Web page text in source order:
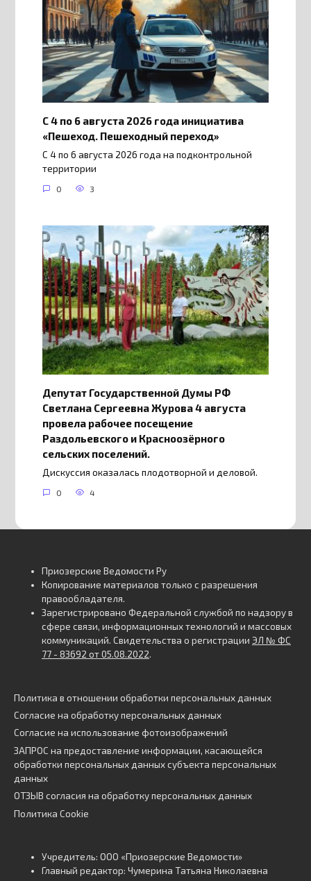
С 4 по 6 августа 2026 года инициатива
«Пешеход. Пешеходный переход»
С 4 по 6 августа 2026 года на подконтрольной
территории
0 3
Депутат Государственной Думы РФ
Светлана Сергеевна Журова 4 августа
провела рабочее посещение
Раздольевского и Красноозёрного
сельских поселений.
Дискуссия оказалась плодотворной и деловой.
0 4
Приозерские Ведомости Ру
Копирование материалов только с разрешения
правообладателя.
Зарегистрировано Федеральной службой по надзору в
сфере связи, информационных технологий и массовых
коммуникаций. Свидетельства о регистрации ЭЛ № ФС
77 - 83692 от 05.08.2022.
Политика в отношении обработки персональных данных
Согласие на обработку персональных данных
Согласие на использование фотоизображений
ЗАПРОС на предоставление информации, касающейся
обработки персональных данных субъекта персональных
данных
ОТЗЫВ согласия на обработку персональных данных
Политика Cookie
Учредитель: ООО «Приозерские Ведомости»
Главный редактор: Чумерина Татьяна Николаевна